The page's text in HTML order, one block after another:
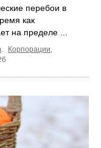
перебои в
как
на пределе ...
. Корпорации,